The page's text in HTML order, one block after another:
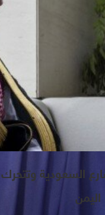
an appropriate
an
السعودية
اليمن